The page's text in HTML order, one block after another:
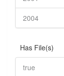
2004
Has File(s)
true